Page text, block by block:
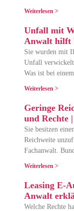
Weiterlesen >
Unfall mit
Anwalt hilft
Sie wurden mit
Unfall verwickelt
Was ist bei
Weiterlesen >
Geringe
und Rechte
Sie besitzen
Reichweite
Fachanwalt.
Weiterlesen >
Leasing E-
Anwalt
Welche Rechte